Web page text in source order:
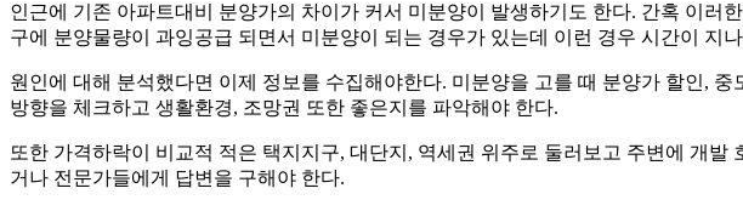
인근에 기존 아파트대비 분양가의 차이가 커서 미분양이 발생하기도 한다. 간혹 이러
구에 분양물량이 과잉공급 되면서 미분양이 되는 경우가 있는데 이런 경우 시간이 지
원인에 대해 분석했다면 이제 정보를 수집해야한다. 미분양을 고를 때 분양가 할인,
방향을 체크하고 생활환경, 조망권 또한 좋은지를 파악해야 한다.
또한 가격하락이 비교적 적은 택지지구, 대단지, 역세권 위주로 둘러보고 주변에 개
거나 전문가들에게 답변을 구해야 한다.